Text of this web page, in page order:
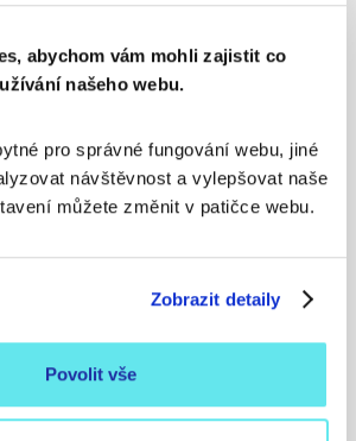
abychom vám mohli zajistit co
našeho webu.
pro správné fungování webu, jiné
návštěvnost a vylepšovat naše
můžete změnit v patičce webu.
Zobrazit detaily
Povolit vše
zákazníků
dat o e-
shopech
pro různé týmy a použití